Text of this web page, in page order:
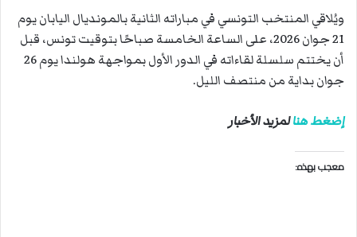
ويُلاقي المنتخب التونسي في مباراته الثانية بالمونديال اليابان يوم
21 جوان 2026، على الساعة الخامسة صباحًا بتوقيت تونس، قبل
أن يختتم سلسلة لقاءاته في الدور الأول بمواجهة هولندا يوم 26
جوان بداية من منتصف الليل.
إضغط هنالمزيد الأخبار
معجب بهذه: